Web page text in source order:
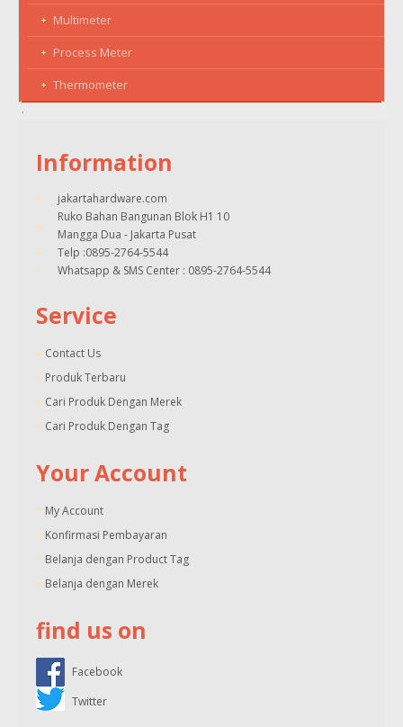
Multimeter
Process Meter
Thermometer
Information
jakartahardware.com
Ruko Bahan Bangunan Blok H1 10
Mangga Dua - Jakarta Pusat
Telp :0895-2764-5544
Whatsapp & SMS Center : 0895-2764-5544
Service
Contact Us
Produk Terbaru
Cari Produk Dengan Merek
Cari Produk Dengan Tag
Your Account
My Account
Konfirmasi Pembayaran
Belanja dengan Product Tag
Belanja dengan Merek
find us on
Facebook
Twitter